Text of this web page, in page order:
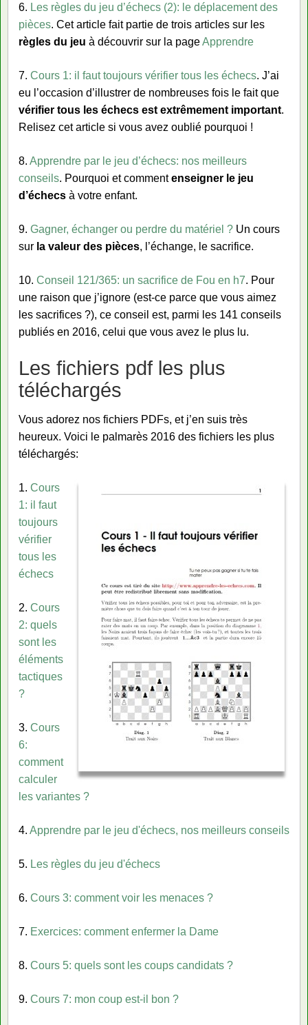
6. Les règles du jeu d’échecs (2): le déplacement des
pièces. Cet article fait partie de trois articles sur les
règles du jeu à découvrir sur la pageApprendre
7. Cours 1: il faut toujours vérifier tous les échecs. J’ai
eu l’occasion d’illustrer de nombreuses fois le fait que
vérifier tous les échecs est extrêmement important.
Relisez cet article si vous avez oublié pourquoi !
8. Apprendre par le jeu d’échecs: nos meilleurs
conseils. Pourquoi et commentenseigner le jeu
d’échecs à votre enfant.
9. Gagner, échanger ou perdre du matériel ? Un cours
sur la valeur des pièces, l’échange, le sacrifice.
10. Conseil 121/365: un sacrifice de Fou en h7. Pour
une raison que j’ignore (est-ce parce que vous aimez
les sacrifices ?), ce conseil est, parmi les 141 conseils
publiés en 2016, celui que vous avez le plus lu.
Les fichiers pdf les plus
téléchargés
Vous adorez nos fichiers PDFs, et j’en suis très
heureux. Voici le palmarès 2016 des fichiers les plus
téléchargés:
1. Cours
1: il faut
toujours
vérifier
tous les
échecs
2. Cours
2: quels
sont les
éléments
tactiques
?
3. Cours
6:
comment
calculer
les variantes ?
4. Apprendre par le jeu d'échecs, nos meilleurs conseils
5. Les règles du jeu d'échecs
6. Cours 3: comment voir les menaces ?
7. Exercices: comment enfermer la Dame
8. Cours 5: quels sont les coups candidats ?
9. Cours 7: mon coup est-il bon ?